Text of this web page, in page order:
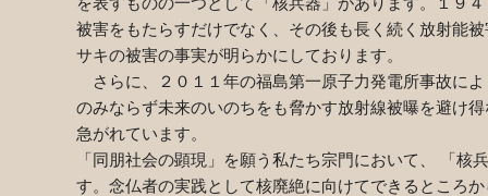
被害をもたらすだけでなく、その後も長く続く放射能
サキの被害の事実が明らかにしております。
さらに、２０１１年の福島第一原子力発電所事故に
のみならず未来のいのちをも脅かす放射線被曝を避け
急がれています。
「同朋社会の顕現」を願う私たち宗門において、 「
す。念仏者の実践として核廃絶に向けてできるところ